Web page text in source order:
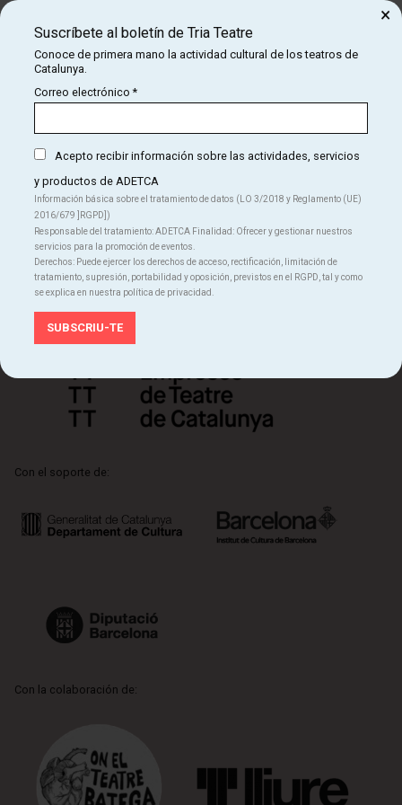
¡Suscríbete al boletín de Tria Teatre!
Organiza:
Con el soporte de:
Con la colaboración de:
Suscríbete al boletín de Tria Teatre
Conoce de primera mano la actividad cultural de los teatros de
Catalunya.
Correo electrónico*
Acepto recibir información sobre las actividades, servicios
y productos de ADETCA
Información básica sobre el tratamiento de datos (LO 3/2018 y Reglamento (UE)
2016/679 ]RGPD])
Responsable del tratamiento: ADETCA Finalidad: Ofrecer y gestionar nuestros
servicios para la promoción de eventos.
Derechos: Puede ejercer los derechos de acceso, rectificación, limitación de
tratamiento, supresión, portabilidad y oposición, previstos en el RGPD, tal y como
se explica en nuestra política de privacidad.
×